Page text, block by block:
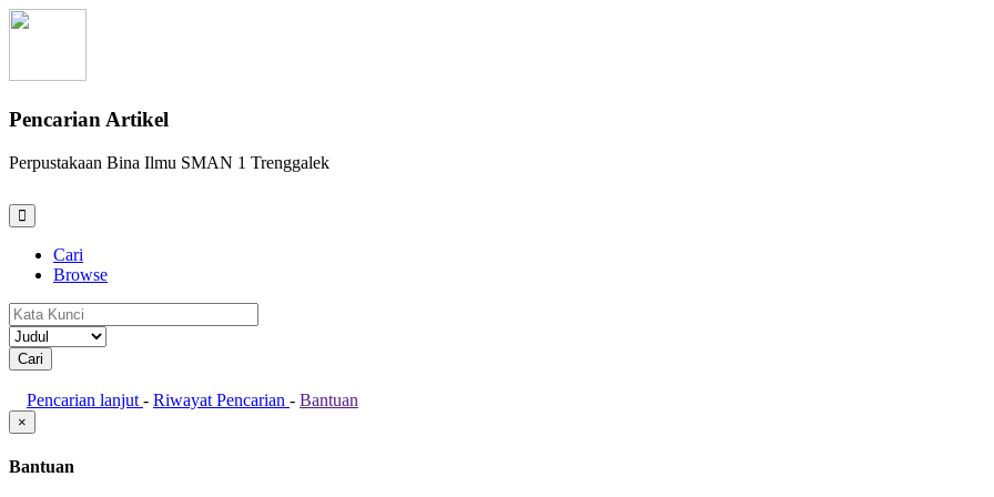
Pencarian Artikel
Perpustakaan Bina Ilmu SMAN 1 Trenggalek
Cari
Browse
Pencarian lanjut - Riwayat Pencarian - Bantuan
×
Bantuan